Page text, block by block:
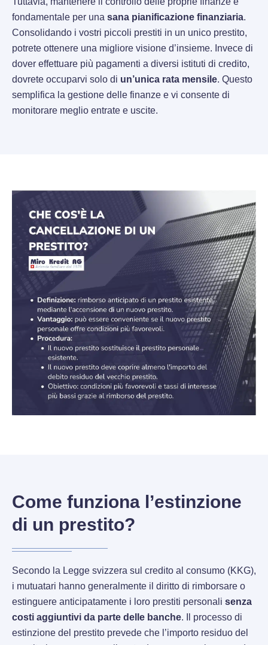
fondamentale per una sana pianificazione finanziaria.
Consolidando i vostri piccoli prestiti in un unico prestito,
potrete ottenere una migliore visione d’insieme. Invece di
dover effettuare più pagamenti a diversi istituti di credito,
dovrete occuparvi solo di un’unica rata mensile. Questo
semplifica la gestione delle finanze e vi consente di
monitorare meglio entrate e uscite.
Come funziona l’estinzione
di un prestito?
Secondo la Legge svizzera sul credito al consumo (KKG),
i mutuatari hanno generalmente il diritto di rimborsare o
estinguere anticipatamente i loro prestiti personali senza
costi aggiuntivi da parte delle banche. Il processo di
estinzione del prestito prevede che l’importo residuo del